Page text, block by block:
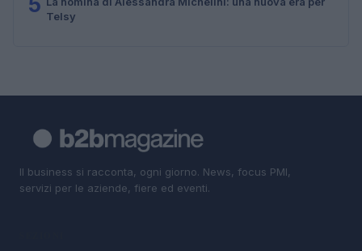
Telsy
Il business si racconta, ogni giorno. News, focus PMI,
servizi per le aziende, fiere ed eventi.